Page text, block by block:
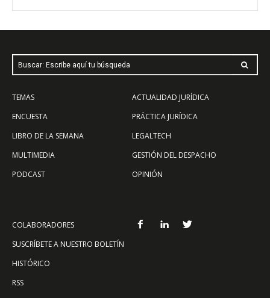
Buscar: Escribe aquí tu búsqueda
TEMAS
ENCUESTA
LIBRO DE LA SEMANA
MULTIMEDIA
PODCAST
ACTUALIDAD JURÍDICA
PRÁCTICA JURÍDICA
LEGALTECH
GESTIÓN DEL DESPACHO
OPINIÓN
COLABORADORES
SUSCRÍBETE A NUESTRO BOLETÍN
HISTÓRICO
RSS